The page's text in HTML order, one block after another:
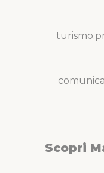
Scopri